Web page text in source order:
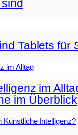
Tablets für
im
im Überblick